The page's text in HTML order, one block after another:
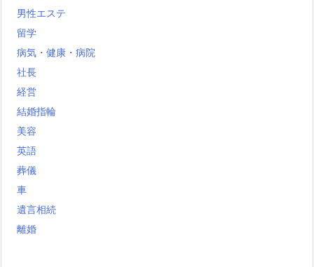
男性エステ
留学
病気・健康・病院
社長
経営
結婚指輪
美容
英語
葬儀
車
遺言相続
離婚